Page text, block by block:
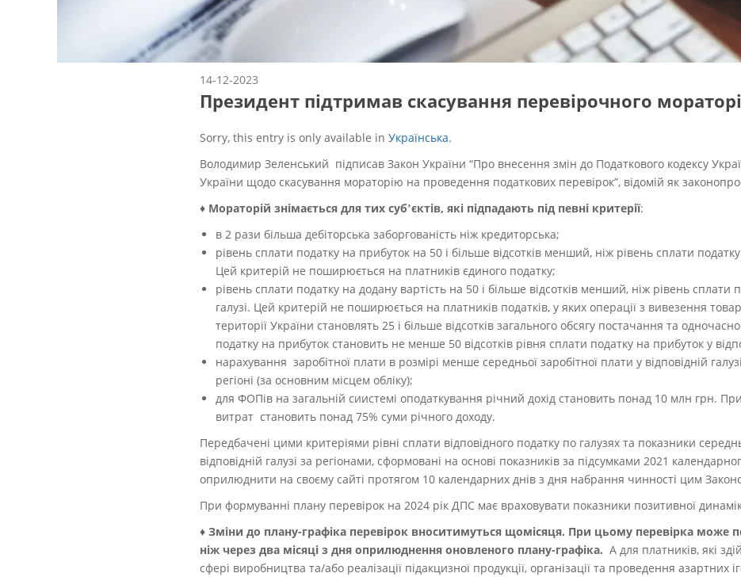
14-12-2023
Президент підтримав скасування перевірочного
Sorry, this entry is only available in Українська.
Володимир Зеленський підписав Закон України “Про внесення змін до Податкового кодексу
України щодо скасування мораторію на проведення податкових перевірок”, відомій як
♦ Мораторій знімається для тих субʼєктів, які підпадають під певні критерії:
в 2 рази більша дебіторська заборгованість ніж кредиторська;
рівень сплати податку на прибуток на 50 і більше відсотків менший, ніж рівень сплати податку
Цей критерій не поширюється на платників єдиного податку;
рівень сплати податку на додану вартість на 50 і більше відсотків менший, ніж рівень сплати
галузі. Цей критерій не поширюється на платників податків, у яких операції з вивезення
території України становлять 25 і більше відсотків загального обсягу постачання та
податку на прибуток становить не менше 50 відсотків рівня сплати податку на прибуток у
нарахування заробітної плати в розмірі менше середньої заробітної плати у відповідній
регіоні (за основним місцем обліку);
для ФОПів на загальній сиистемі оподаткування річний дохід становить понад 10 млн грн.
витрат становить понад 75% суми річного доходу.
Передбачені цими критеріями рівні сплати відповідного податку по галузях та показники
відповідній галузі за регіонами, сформовані на основі показників за підсумками 2021
оприлюднити на своєму сайті протягом 10 календарних днів з дня набрання чинності цим
При формуванні плану перевірок на 2024 рік ДПС має враховувати показники позитивної
♦ Зміни до плану-графіка перевірок вноситимуться щомісяця. При цьому перевірка може
ніж через два місяці з дня оприлюднення оновленого плану-графіка. А для платників, які
сфері виробництва та/або реалізації підакцизної продукції, організації та проведення азартних